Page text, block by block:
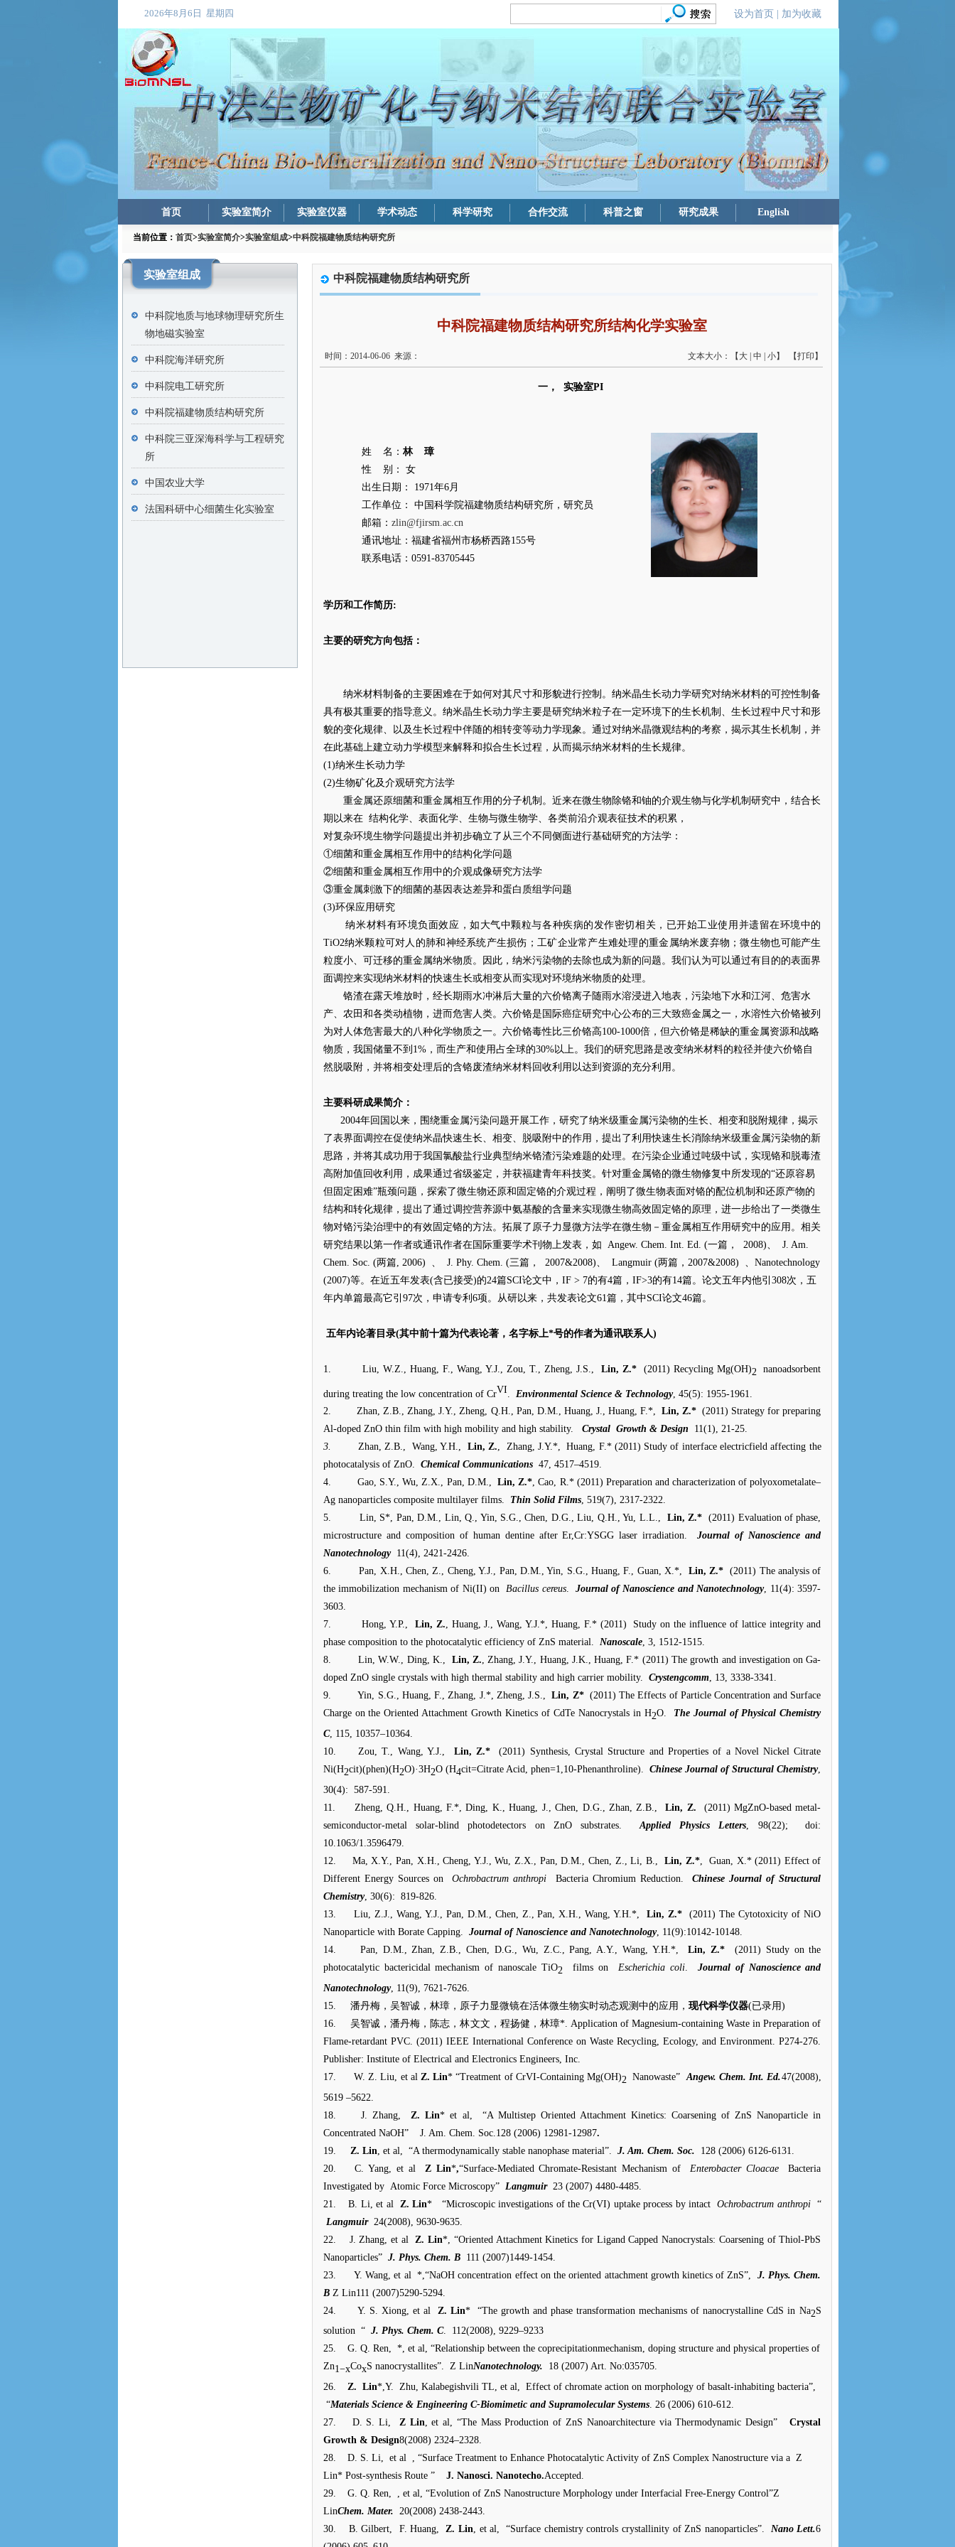
设为首页 加为收藏
首页 实验室简介 实验室仪器 学术动态 科学研究 合作交流 科普之窗 研究成果 English
当前位置： 首页>实验室简介>实验室组成>中科院福建物质结构研究所
实验室组成
中科院地质与地球物理研究所生
物地磁实验室
中科院海洋研究所
中科院电工研究所
中科院福建物质结构研究所
中科院三亚深海科学与工程研究
所
中国农业大学
法国科研中心细菌生化实验室
中科院福建物质结构研究所
中科院福建物质结构研究所结构化学实验室
时间：2014-06-06 来源： 文本大小：【 大 |中 |小】 【打印 】
一， 实验室PI
姓 名： 林 璋
性
别：
女
出生日期：
1971年6月
工作单位：
中国科学院福建物质结构研究所，研究员
邮箱： zlin@fjirsm.ac.cn
通讯地址：福建省福州市杨桥西路155号
联系电话： 0591-83705445
学历和工作简历:
主要的研究方向包括：
纳米材料制备的主要困难在于如何对其尺寸和形貌进行控制。纳米晶生长动力学研究对纳米材料的可控性制备
具有极其重要的指导意义。纳米晶生长动力学主要是研究纳米粒子在一定环境下的生长机制、生长过程中尺寸和形
貌的变化规律、以及生长过程中伴随的相转变等动力学现象。通过对纳米晶微观结构的考察，揭示其生长机制，并
在此基础上建立动力学模型来解释和拟合生长过程，从而揭示纳米材料的生长规律。
(1)纳米生长动力学
(2)生物矿化及介观研究方法学
重金属还原细菌和重金属相互作用的分子机制。近来在微生物除铬和铀的介观生物与化学机制研究中，结合长
期以来在 结构化学、表面化学、生物与微生物学、各类前沿介观表征技术的积累，
对复杂环境生物学问题提出并初步确立了从三个不同侧面进行基础研究的方法学：
①细菌和重金属相互作用中的结构化学问题
②细菌和重金属相互作用中的介观成像研究方法学
③重金属刺激下的细菌的基因表达差异和蛋白质组学问题
(3)环保应用研究
纳米材料有环境负面效应，如大气中颗粒与各种疾病的发作密切相关，已开始工业使用并遗留在环境中的
TiO2纳米颗粒可对人的肺和神经系统产生损伤；工矿企业常产生难处理的重金属纳米废弃物；微生物也可能产生
粒度小、可迁移的重金属纳米物质。因此，纳米污染物的去除也成为新的问题。我们认为可以通过有目的的表面界
面调控来实现纳米材料的快速生长或相变从而实现对环境纳米物质的处理。
铬渣在露天堆放时，经长期雨水冲淋后大量的六价铬离子随雨水溶浸进入地表，污染地下水和江河、危害水
产、农田和各类动植物，进而危害人类。六价铬是国际癌症研究中心公布的三大致癌金属之一，水溶性六价铬被列
为对人体危害最大的八种化学物质之一。六价铬毒性比三价铬高100-1000倍，但六价铬是稀缺的重金属资源和战略
物质，我国储量不到 1%，而生产和使用占全球的30%以上。我们的研究思路是改变纳米材料的粒径并使六价铬自
然脱吸附，并将相变处理后的含铬废渣纳米材料回收利用以达到资源的充分利用。
主要科研成果简介：
2004年回国以来，围绕重金属污染问题开展工作，研究了纳米级重金属污染物的生长、相变和脱附规律，揭示
了表界面调控在促使纳米晶快速生长、相变、脱吸附中的作用，提出了利用快速生长消除纳米级重金属污染物的新
思路，并将其成功用于我国氯酸盐行业典型纳米铬渣污染难题的处理。在污染企业通过吨级中试，实现铬和脱毒渣
高附加值回收利用，成果通过省级鉴定，并获福建青年科技奖。针对重金属铬的微生物修复中所发现的“还原容易
但固定困难”瓶颈问题，探索了微生物还原和固定铬的介观过程，阐明了微生物表面对铬的配位机制和还原产物的
结构和转化规律，提出了通过调控营养源中氨基酸的含量来实现微生物高效固定铬的原理，进一步给出了一类微生
物对铬污染治理中的有效固定铬的方法。拓展了原子力显微方法学在微生物－重金属相互作用研究中的应用。相关
研究结果以第一作者或通讯作者在国际重要学术刊物上发表，如 Angew. Chem. Int. Ed. (一篇， 2008)、
J. Am.
Chem. Soc. (两篇, 2006) 、 J. Phy. Chem. (三篇， 2007&2008)、 Langmuir (两篇， 2007&2008) 、 Nanotechnology
(2007)等。在近五年发表(含已接受)的24篇SCI论文中， IF > 7的有4篇， IF>3的有14篇。论文五年内他引 308次，五
年内单篇最高它引 97次，申请专利 6项。从研以来，共发表论文61篇，其中SCI论文46篇。
五年内论著目录(其中前十篇为代表论著，名字标上*号的作者为通讯联系人)
1. Liu, W.Z., Huang, F., Wang, Y.J., Zou, T., Zheng, J.S., Lin, Z.* (2011) Recycling Mg(OH)2 nanoadsorbent
during treating the low concentration of CrVI Environmental Science & Technology, 45(5): 1955-1961.
2.
Zhan, Z.B., Zhang, J.Y., Zheng, Q.H., Pan, D.M., Huang, J., Huang, F.*, Lin, Z.* (2011) Strategy for preparing
Al-doped ZnO thin film with high mobility and high stability.
Crystal Growth & Design
11(1), 21-25.
3.
Zhan, Z.B., Wang, Y.H., Lin, Z., Zhang, J.Y.*,
Huang, F.* (2011) Study of interface electricfield affecting the
photocatalysis of ZnO. Chemical Communications 47, 4517–4519.
4.
Gao, S.Y., Wu, Z.X., Pan, D.M., Lin, Z.*, Cao, R.* (2011) Preparation and characterization of polyoxometalate–
Ag nanoparticles composite multilayer films.
Thin Solid Films, 519(7), 2317-2322.
5.
Lin, S*, Pan, D.M., Lin, Q., Yin, S.G., Chen, D.G., Liu, Q.H., Yu, L.L., Lin, Z.*
(2011) Evaluation of phase,
microstructure and composition of human dentine after Er,Cr:YSGG laser irradiation.
Journal of Nanoscience and
Nanotechnology
11(4), 2421-2426.
6.
Pan, X.H., Chen, Z., Cheng, Y.J., Pan, D.M., Yin, S.G., Huang, F., Guan, X.*, Lin, Z.*
(2011) The analysis of
the immobilization mechanism of Ni(II) on Bacillus cereus. Journal of Nanoscience and Nanotechnology, 11(4): 3597-
3603.
7.
Hong, Y.P., Lin, Z., Huang, J., Wang, Y.J.*, Huang, F.* (2011)
Study on the influence of lattice integrity and
phase composition to the photocatalytic efficiency of ZnS material. Nanoscale, 3, 1512-1515.
8.
Lin, W.W., Ding, K., Lin, Z., Zhang, J.Y., Huang, J.K., Huang, F.* (2011) The growth and investigation on Ga-
doped ZnO single crystals with high thermal stability and high carrier mobility. Crystengcomm, 13, 3338-3341.
9.
Yin, S.G., Huang, F., Zhang, J.*, Zheng, J.S., Lin, Z* (2011) The Effects of Particle Concentration and Surface
Charge on the Oriented Attachment Growth Kinetics of CdTe Nanocrystals in H2O.
The Journal of Physical Chemistry
C, 115, 10357–10364.
10.
Zou, T., Wang, Y.J., Lin, Z.*
(2011) Synthesis, Crystal Structure and Properties of a Novel Nickel Citrate
Ni(H2cit)(phen)(H2O)·3H2O (H4cit=Citrate Acid, phen=1,10-Phenanthroline). Chinese Journal of Structural Chemistry,
30(4): 587-591.
11.
Zheng, Q.H., Huang, F.*, Ding, K., Huang, J., Chen, D.G., Zhan, Z.B., Lin, Z.
(2011) MgZnO-based metal-
semiconductor-metal solar-blind photodetectors on ZnO substrates.
Applied Physics Letters, 98(22);
doi:
10.1063/1.3596479.
12.
Ma, X.Y., Pan, X.H., Cheng, Y.J., Wu, Z.X., Pan, D.M., Chen, Z., Li, B., Lin, Z.*,
Guan, X.* (2011) Effect of
Different Energy Sources on
Ochrobactrum anthropi Bacteria Chromium Reduction.
Chinese Journal of Structural
Chemistry, 30(6): 819-826.
13.
Liu, Z.J., Wang, Y.J., Pan, D.M., Chen, Z., Pan, X.H., Wang, Y.H.*, Lin, Z.*
(2011) The Cytotoxicity of NiO
Nanoparticle with Borate Capping. Journal of Nanoscience and Nanotechnology, 11(9):10142-10148.
14.
Pan, D.M., Zhan, Z.B., Chen, D.G., Wu, Z.C., Pang, A.Y., Wang, Y.H.*, Lin, Z.*
(2011) Study on the
photocatalytic bactericidal mechanism of nanoscale TiO2 films on Escherichia coli.
Journal of Nanoscience and
Nanotechnology, 11(9), 7621-7626.
15.
潘丹梅，吴智诚，林璋，原子力显微镜在活体微生物实时动态观测中的应用， 现代科学仪器(已录用)
16.
吴智诚，潘丹梅，陈志，林文文，程扬健，林璋*. Application of Magnesium-containing Waste in Preparation of
Flame-retardant PVC. (2011) IEEE International Conference on Waste Recycling, Ecology, and Environment. P274-276.
Publisher: Institute of Electrical and Electronics Engineers, Inc.
17.
W. Z. Liu, et al Z. Lin* “Treatment of CrVI-Containing Mg(OH)2 Nanowaste” Angew. Chem. Int. Ed.47(2008),
5619 –5622.
18.
J. Zhang, Z. Lin* et al,
“A Multistep Oriented Attachment Kinetics: Coarsening of ZnS Nanoparticle in
Concentrated NaOH”
J. Am. Chem. Soc. 128 (2006) 12981-12987.
19.
Z. Lin , et al, “A thermodynamically stable nanophase material”. J. Am. Chem. Soc.
128 (2006) 6126-6131.
20.
C. Yang, et al Z Lin*,“Surface-Mediated Chromate-Resistant Mechanism of Enterobacter Cloacae
Bacteria
Investigated by Atomic Force Microscopy” Langmuir
23 (2007) 4480-4485.
21.
B. Li, et al Z. Lin* “Microscopic investigations of the Cr(VI) uptake process by intact Ochrobactrum anthropi
“
Langmuir
24(2008), 9630-9635.
22.
J. Zhang, et al Z. Lin*, “Oriented Attachment Kinetics for Ligand Capped Nanocrystals: Coarsening of Thiol-PbS
Nanoparticles” J. Phys. Chem. B 111 (2007)1449-1454.
23.
Y. Wang, et al *,“NaOH concentration effect on the oriented attachment growth kinetics of ZnS”,
J. Phys. Chem.
B Z Lin111 (2007)5290-5294.
24.
Y. S. Xiong, et al Z. Lin* “The growth and phase transformation mechanisms of nanocrystalline CdS in Na2S
solution “ J. Phys. Chem. C.
112(2008), 9229–9233
25.
G. Q. Ren, *, et al, “Relationship between the coprecipitationmechanism, doping structure and physical properties of
Zn1−xCoxS nanocrystallites”. Z LinNanotechnology.
18 (2007) Art. No:035705.
26.
Z. Lin*,Y. Zhu, Kalabegishvili TL, et al, Effect of chromate action on morphology of basalt-inhabiting bacteria”,
“Materials Science & Engineering C-Biomimetic and Supramolecular Systems. 26 (2006) 610-612.
27.
D. S. Li, Z Lin, et al, “The Mass Production of ZnS Nanoarchitecture via Thermodynamic Design”
Crystal
Growth & Design8(2008) 2324–2328.
28.
D. S. Li, et al , “Surface Treatment to Enhance Photocatalytic Activity of ZnS Complex Nanostructure via a Z
Lin* Post-synthesis Route ” J. Nanosci. Nanotecho.Accepted.
29.
G. Q. Ren, , et al, “Evolution of ZnS Nanostructure Morphology under Interfacial Free-Energy Control”Z
LinChem. Mater. 20(2008) 2438-2443.
30.
B. Gilbert, F. Huang, Z. Lin, et al, “Surface chemistry controls crystallinity of ZnS nanoparticles”. Nano Lett.6